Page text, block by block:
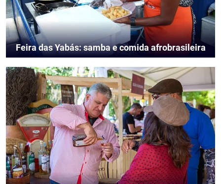
Feira das Yabás: samba e comida afrobrasileira